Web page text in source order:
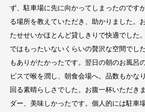
ず、駐車場に先に向かってしまったのです
る場所を教えていただき、助かりました。
たせせいかほとんど貸しきりで快適でした
ではもったいないくらいの贅沢な空間でし
もありがたかったです。翌日の朝のお風呂
ビスで喉を潤し、朝食会場へ。品数もかな
回る素晴らしさでした。お腹一杯いただき
ダー、美味しかったです。個人的には駐車